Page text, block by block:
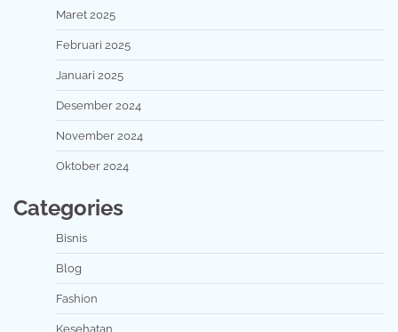
Maret 2025
Februari 2025
Januari 2025
Desember 2024
November 2024
Oktober 2024
Categories
Bisnis
Blog
Fashion
Kesehatan